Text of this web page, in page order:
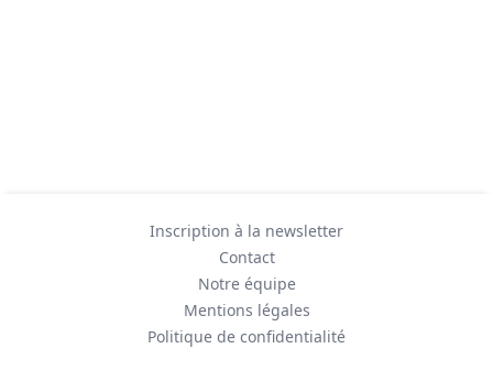
Inscription à la newsletter
Contact
Notre équipe
Mentions légales
Politique de confidentialité